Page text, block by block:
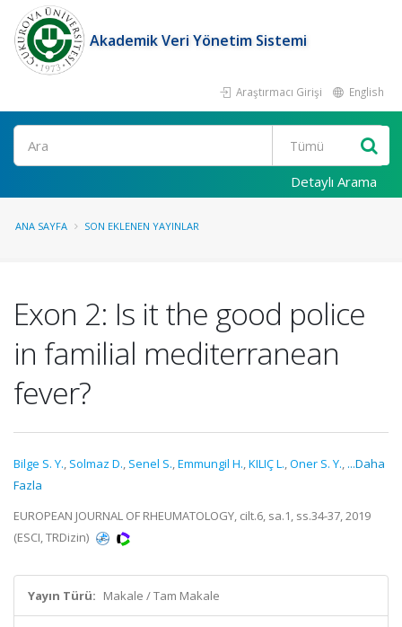
Akademik Veri Yönetim Sistemi
Araştırmacı Girişi English
Ara
Detaylı Arama
ANA SAYFA SON EKLENEN YAYINLAR
Exon 2: Is it the good police
in familial mediterranean
fever?
Bilge S. Y., Solmaz D., Senel S.,Emmungil H.,KILIÇ L.,Oner S. Y., ...Daha
Fazla
EUROPEAN JOURNAL OF RHEUMATOLOGY, cilt.6, sa.1, ss.34-37, 2019
(ESCI, TRDizin)
Yayın Türü: Makale / Tam Makale